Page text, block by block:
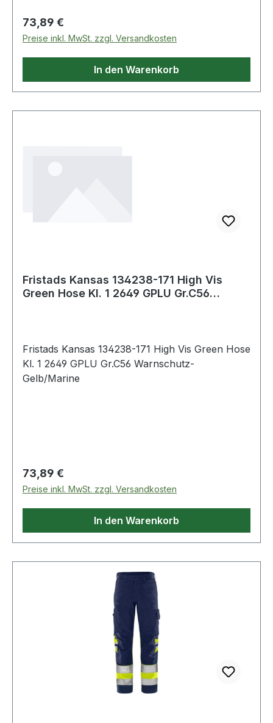
Regulärer Preis:
73,89 €
Preise inkl. MwSt. zzgl. Versandkosten
In den Warenkorb
Fristads Kansas 134238-171 High Vis
Green Hose Kl. 1 2649 GPLU Gr.C56
Fristads Kansas 134238-171 High Vis Green Hose
Kl. 1 2649 GPLU Gr.C56 Warnschutz-
Gelb/Marine
Regulärer Preis:
73,89 €
Preise inkl. MwSt. zzgl. Versandkosten
In den Warenkorb